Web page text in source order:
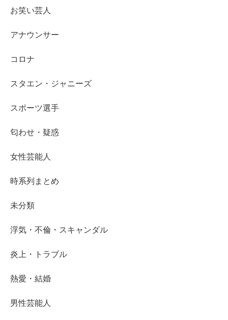
お笑い芸人
アナウンサー
コロナ
スタエン・ジャニーズ
スポーツ選手
匂わせ・疑惑
女性芸能人
時系列まとめ
未分類
浮気・不倫・スキャンダル
炎上・トラブル
熱愛・結婚
男性芸能人